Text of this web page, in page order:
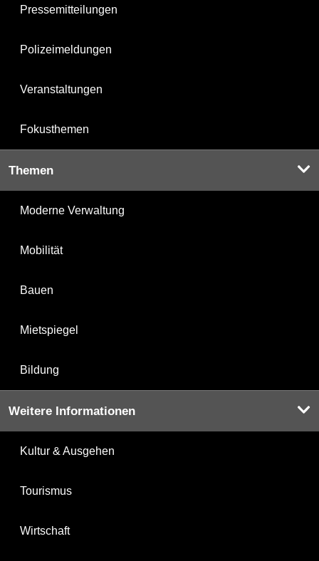
Pressemitteilungen
Polizeimeldungen
Veranstaltungen
Fokusthemen
Themen
Moderne Verwaltung
Mobilität
Bauen
Mietspiegel
Bildung
Weitere Informationen
Kultur & Ausgehen
Tourismus
Wirtschaft